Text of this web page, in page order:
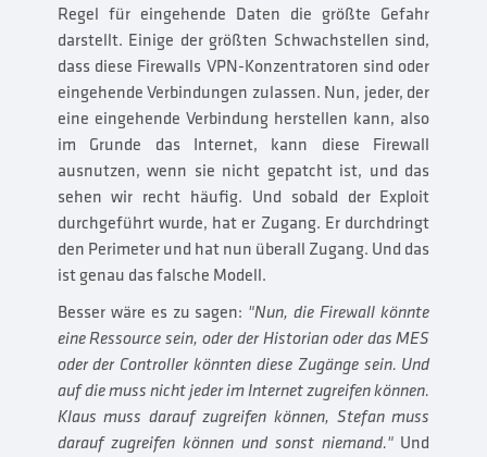
Regel für eingehende Daten die größte Gefahr
darstellt. Einige der größten Schwachstellen sind,
dass diese Firewalls VPN-Konzentratoren sind oder
eingehende Verbindungen zulassen. Nun, jeder, der
eine eingehende Verbindung herstellen kann, also
im Grunde das Internet, kann diese Firewall
ausnutzen, wenn sie nicht gepatcht ist, und das
sehen wir recht häufig. Und sobald der Exploit
durchgeführt wurde, hat er Zugang. Er durchdringt
den Perimeter und hat nun überall Zugang. Und das
ist genau das falsche Modell.
Besser wäre es zu sagen: "Nun, die Firewall könnte
eine Ressource sein, oder der Historian oder das MES
oder der Controller könnten diese Zugänge sein. Und
auf die muss nicht jeder im Internet zugreifen können.
Klaus muss darauf zugreifen können, Stefan muss
darauf zugreifen können und sonst niemand."Und